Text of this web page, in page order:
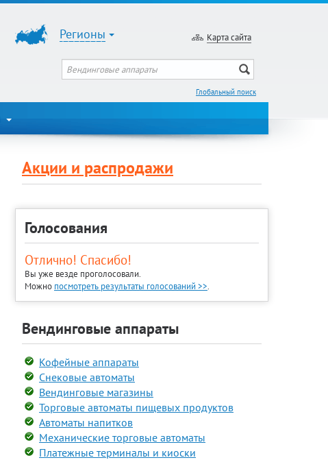
Регионы Карта сайта
Глобальный поиск
Акции и распродажи
Голосования
Отлично! Спасибо!
Вы уже везде проголосовали.
Можно посмотреть результаты голосований >>.
Вендинговые аппараты
Кофейные аппараты
Снековые автоматы
Вендинговые магазины
Торговые автоматы пищевых продуктов
Автоматы напитков
Механические торговые автоматы
Платежные терминалы и киоски